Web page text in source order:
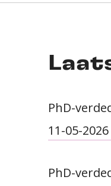
PhD-
11-05-2026
PhD-